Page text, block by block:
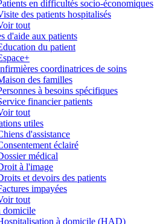
en difficultés socio-économiques
des patients hospitalisés
tout
d'aide aux patients
du patient
coordinatrices de soins
des familles
à besoins spécifiques
financier patients
tout
utiles
d'assistance
éclairé
médical
à l'image
et devoirs des patients
impayées
tout
domicile
à domicile (HAD)